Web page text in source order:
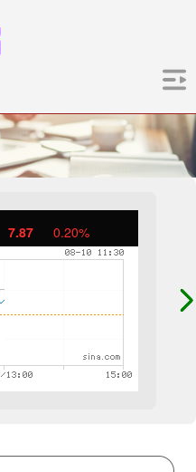
7.87 0.20%